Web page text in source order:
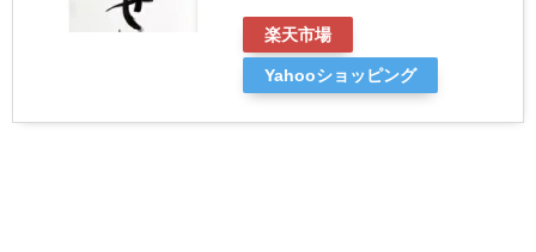
楽天市場
Yahooショッピング